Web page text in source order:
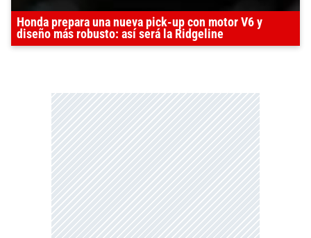
Honda prepara una nueva pick-up con motor V6 y
diseño más robusto: así será la Ridgeline